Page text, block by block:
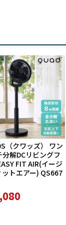
（クワッズ） ワン
分解DCリビングフ
FIT AIR(イージ
ットエアー) QS667